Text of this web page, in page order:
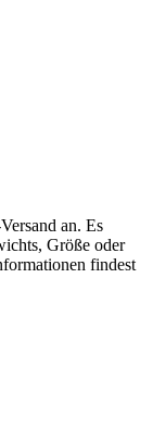
an. Es
Größe oder
findest